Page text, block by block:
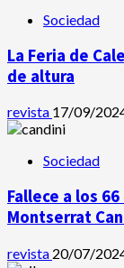
Sociedad
La Feria de
de altura
revista 17/09/
Sociedad
Fallece a los
Montserrat
revista 20/07/